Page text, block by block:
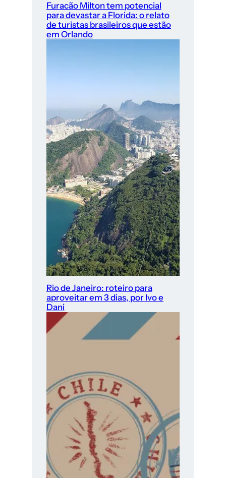
Furacão Milton tem potencial
para devastar a Florida: o relato
de turistas brasileiros que estão
em Orlando
Rio de Janeiro: roteiro para
aproveitar em 3 dias, por Ivo e
Dani